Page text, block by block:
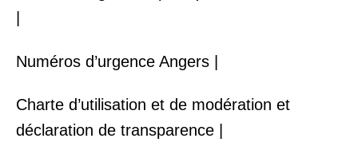
Numéros d’urgence Angers |
Charte d’utilisation et de modération et
déclaration de transparence |